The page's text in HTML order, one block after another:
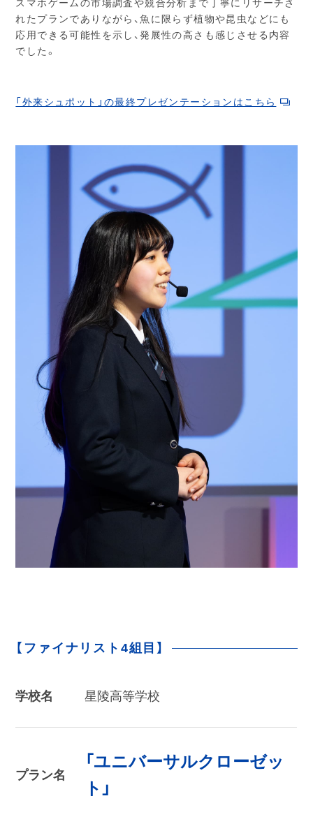
スマホゲームの市場調査や競合分析まで丁寧にリサーチさ
れたプランでありながら、魚に限らず植物や昆虫などにも
応用できる可能性を示し、発展性の高さも感じさせる内容
でした。
「外来シュポット」の最終プレゼンテーションはこちら
【ファイナリスト4組目】
学校名 星陵高等学校
プラン名
「ユニバーサルクローゼッ
ト」